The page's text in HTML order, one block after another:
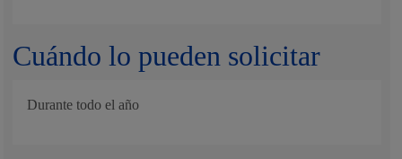
Cuándo lo pueden solicitar
Durante todo el año